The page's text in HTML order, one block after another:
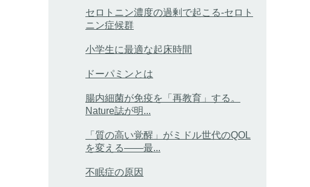
セロトニン濃度の過剰で起こる-セロト
ニン症候群
小学生に最適な起床時間
ドーパミンとは
腸内細菌が免疫を「再教育」する。
Nature誌が明...
「質の高い覚醒」がミドル世代のQOL
を変える――最...
不眠症の原因